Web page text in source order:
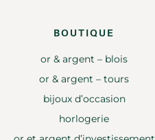
BOUTIQUE
or & argent – blois
or & argent – tours
bijoux d’occasion
horlogerie